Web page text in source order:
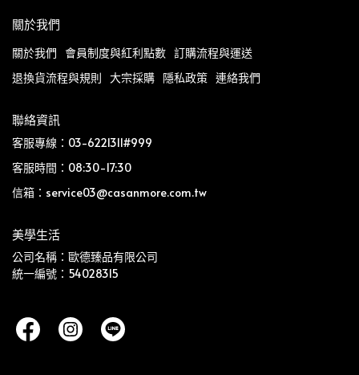
關於我們
關於我們 會員制度與紅利點數 訂購流程與運送
退換貨流程與規則 大宗採購 隱私政策 連絡我們
聯絡資訊
客服專線：03-6221311#999
客服時間：08:30-17:30
信箱：service03@casanmore.com.tw
美學生活
公司名稱：歐德臻品有限公司
統一編號：54028315